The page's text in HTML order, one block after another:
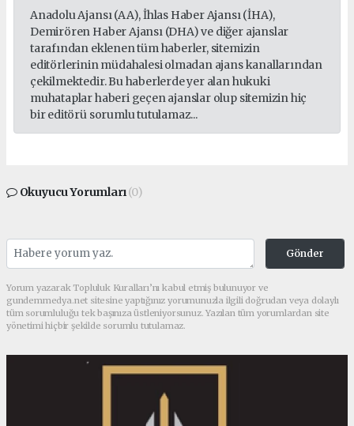
Anadolu Ajansı (AA), İhlas Haber Ajansı (İHA),
Demirören Haber Ajansı (DHA) ve diğer ajanslar
tarafından eklenen tüm haberler, sitemizin
editörlerinin müdahalesi olmadan ajans kanallarından
çekilmektedir. Bu haberlerde yer alan hukuki
muhataplar haberi geçen ajanslar olup sitemizin hiç
bir editörü sorumlu tutulamaz...
Okuyucu Yorumları(0)
Gönder
Yorum yazarak Topluluk Kuralları’nı kabul etmiş bulunuyor ve
gundemmedya.net sitesine yaptığınız yorumunuzla ilgili doğrudan veya dolaylı
tüm sorumluluğu tek başınıza üstleniyorsunuz. Yazılan tüm yorumlardan site
yönetimi hiçbir şekilde sorumlu tutulamaz.